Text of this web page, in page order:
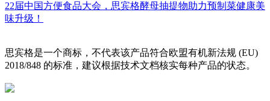
22届中国方便食品大会，思宾格酵母抽提物助力预制菜健康美
味升级！
思宾格是一个商标，不代表该产品符合欧盟有机新法规 (EU)
2018/848 的标准，建议根据技术文档核实每种产品的状态。